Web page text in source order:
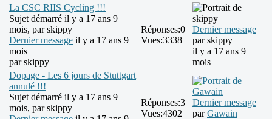
La CSC RIIS Cycling !!!
Sujet démarré il y a 17 ans 9
mois, parskippy
Dernier message il y a 17 ans 9
mois
parskippy
Réponses:0
Vues:3338
Dernier message
parskippy
il y a 17 ans 9
mois
Dopage - Les 6 jours de Stuttgart
annulé !!!
Sujet démarré il y a 17 ans 9
mois, parskippy
Réponses:3
Vues:4302
Dernier message
parGawain